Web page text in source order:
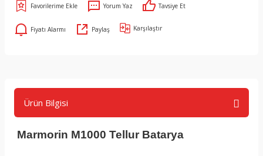
Yorum Yaz Tavsiye Et
Fiyatı Alarmı Paylaş Karşılaştır
Ürün Bilgisi
Marmorin M1000 Tellur Batarya